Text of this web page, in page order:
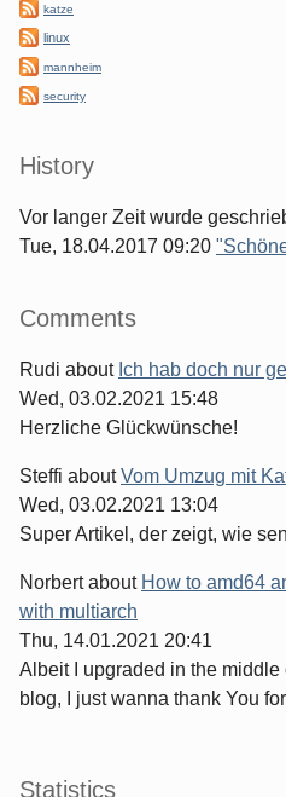
katze
linux
mannheim
security
History
Vor langer Zeit wurde
Tue, 18.04.2017 09:20
Comments
Rudi about Ich hab doch nur
Wed, 03.02.2021 15:48
Herzliche Glückwünsche!
Steffi aboutVom Umzug mit
Wed, 03.02.2021 13:04
Super Artikel, der zeigt, wie
Norbertabout How to amd64
with multiarch
Thu, 14.01.2021 20:41
Albeit I upgraded in the
blog, I just wanna thank You
Statistics